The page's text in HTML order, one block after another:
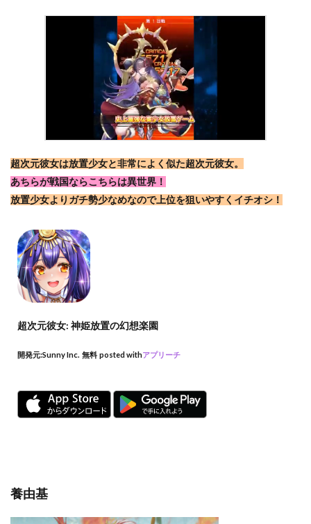
超次元彼女は放置少女と非常によく似た超次元彼女。
あちらが戦国ならこちらは異世界！
放置少女よりガチ勢少なめなので上位を狙いやすくイチオシ！
超次元彼女: 神姫放置の幻想楽園
開発元:Sunny Inc. 無料 posted withアプリーチ
養由基